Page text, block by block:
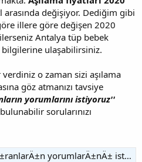
değişiyor. Dediğim gibi
illere göre değişen 2020
Antalya tüp bebek
ulaşabilirsiniz.
o zaman sizi aşılama
göz atmanızı tavsiye
yorumlarını istiyoruz''
sorularınızı
yorumlarÄ±nÄ± istiyoruz | Hamilemiyim